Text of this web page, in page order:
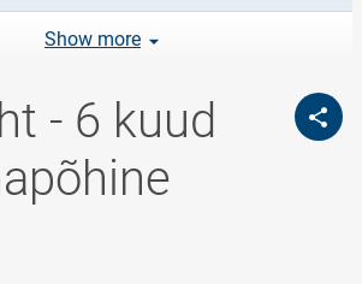
- 6 kuud
Show more